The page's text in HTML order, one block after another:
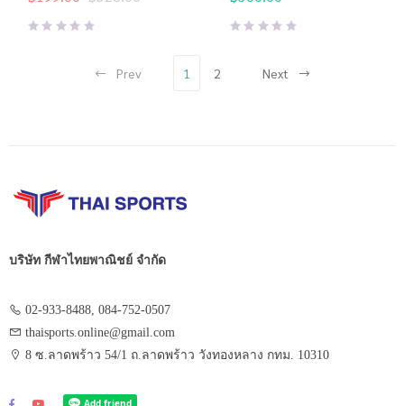
price
was:
price
is:
Prev 1 2 Next
บริษัท กีฬาไทยพาณิชย์ จำกัด
02-933-8488, 084-752-0507
thaisports.online@gmail.com
8 ซ.ลาดพร้าว 54/1 ถ.ลาดพร้าว วังทองหลาง กทม. 10310